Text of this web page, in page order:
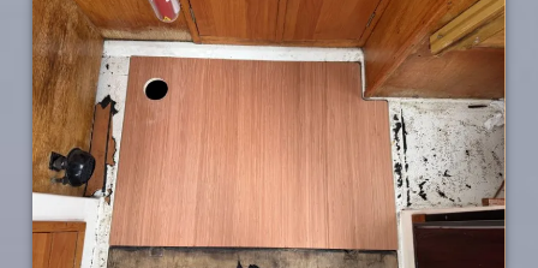
høytrykksspyler
kryssfiner
Maxbo
ny
rens